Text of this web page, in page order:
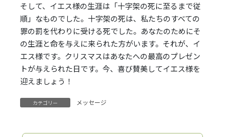
そして、イエス様の生涯は「十字架の死に至るまで従
順」なものでした。十字架の死は、私たちのすべての
罪の罰を代わりに受ける死でした。あなたのためにそ
の生涯と命を与えに来られた方がいます。それが、イ
エス様です。クリスマスはあなたへの最高のプレゼン
トが与えられた日です。今、喜び賛美してイエス様を
迎えましょう！
カテゴリー メッセージ